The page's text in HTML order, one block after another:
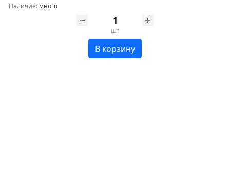
Наличие: много
шт
В корзину